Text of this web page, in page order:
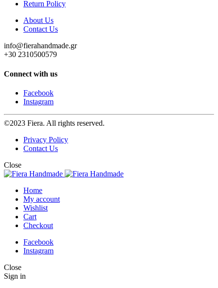
Return Policy
About Us
Contact Us
info@fierahandmade.gr
+30 2310500579
Connect with us
Facebook
Instagram
©2023 Fiera. All rights reserved.
Privacy Policy
Contact Us
Close
Home
My account
Wishlist
Cart
Checkout
Facebook
Instagram
Close
Sign in